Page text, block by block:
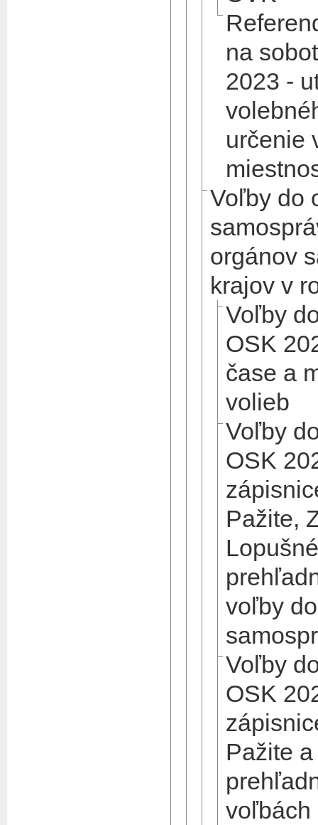
na
2023 -
určenie
Voľby do
orgánov
krajov v
Voľby
OSK
čase a
volieb
Voľby
OSK
Pažite,
voľby
Voľby
OSK
Pažite
voľbách